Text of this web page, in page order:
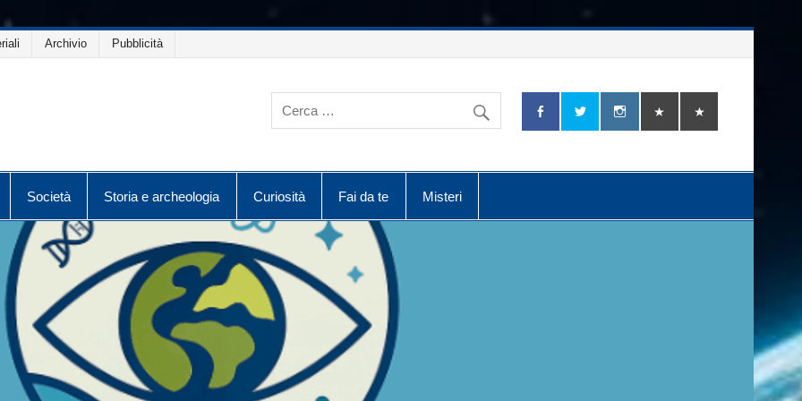
Archivio Pubblicità
Società Storia e archeologia Curiosità Fai da te Misteri